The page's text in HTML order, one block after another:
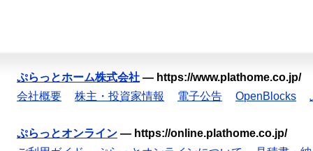
ぷらっとホーム株式会社 — https://www.plathome.co.jp/
会社概要
株主・投資家情報 電子公告 OpenBlocks
ぷらっとオンライン — https://online.plathome.co.jp/